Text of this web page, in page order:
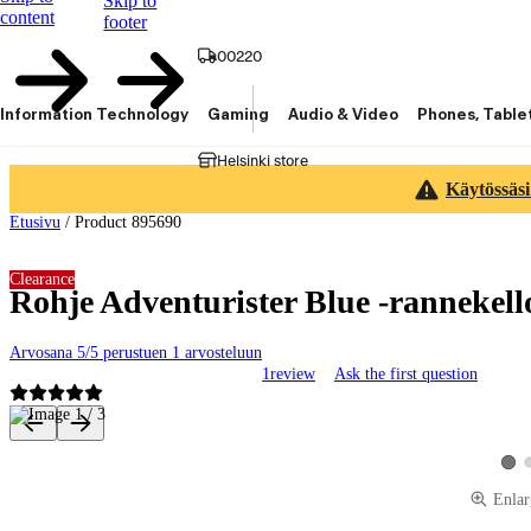
content
footer
00220
Helsinki store
Information Technology Gaming Audio & Video Phones,
Etusivu / Product 895690
Rohje Adventurister Blue -
Arvosana 5/5 perustuen 1 arvosteluun
1review Ask the first question
Clearance
Product images and videos